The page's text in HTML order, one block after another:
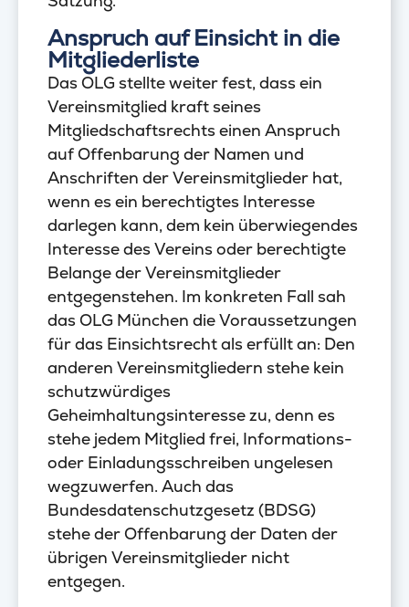
Anspruch auf Einsicht in die
Mitgliederliste
Das OLG stellte weiter fest, dass ein
Vereinsmitglied kraft seines
Mitgliedschaftsrechts einen Anspruch
auf Offenbarung der Namen und
Anschriften der Vereinsmitglieder hat,
wenn es ein berechtigtes Interesse
darlegen kann, dem kein überwiegendes
Interesse des Vereins oder berechtigte
Belange der Vereinsmitglieder
entgegenstehen. Im konkreten Fall sah
das OLG München die Voraussetzungen
für das Einsichtsrecht als erfüllt an: Den
anderen Vereinsmitgliedern stehe kein
schutzwürdiges
Geheimhaltungsinteresse zu, denn es
stehe jedem Mitglied frei, Informations-
oder Einladungsschreiben ungelesen
wegzuwerfen. Auch das
Bundesdatenschutzgesetz (BDSG)
stehe der Offenbarung der Daten der
übrigen Vereinsmitglieder nicht
entgegen.